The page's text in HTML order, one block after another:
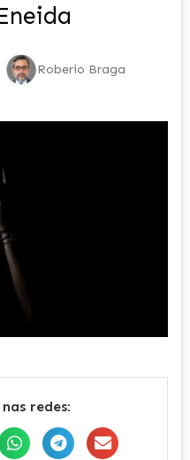
Roberio Braga
redes: